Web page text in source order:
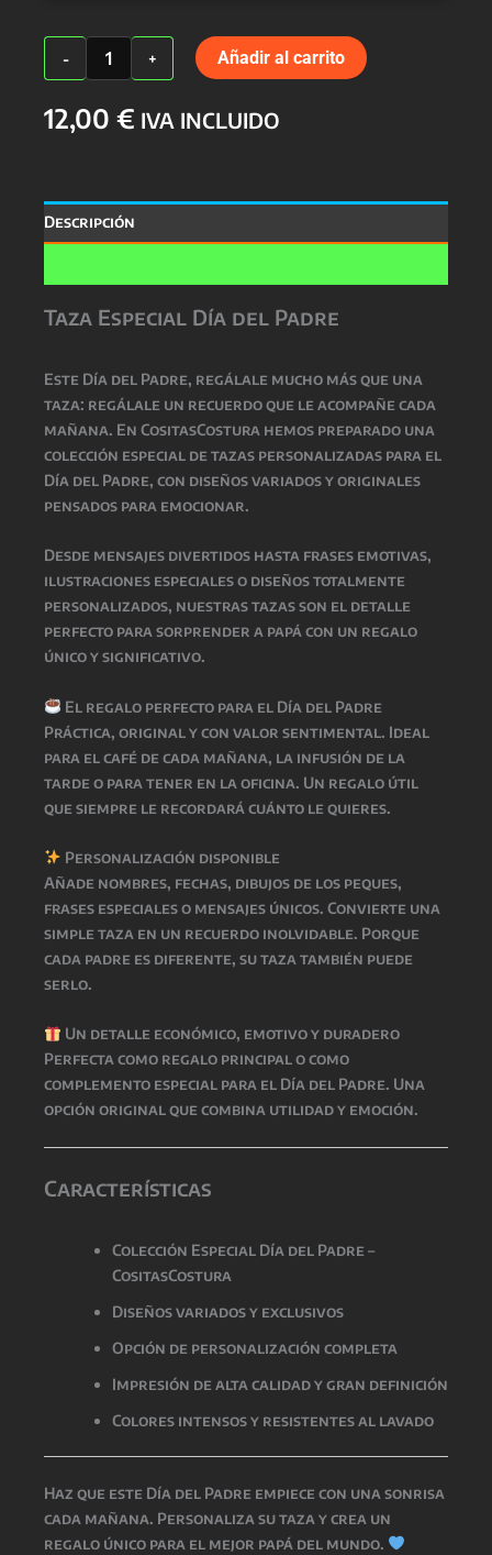
-
TAZA
ESPECIAL
DEL
PADRE
+ Añadir al carrito
12,00 € IVA INCLUIDO
Descripción
Taza Especial Día del Padre
Este Día del Padre, regálale mucho más que una
taza: regálale un recuerdo que le acompañe cada
mañana. En CositasCostura hemos preparado una
colección especial de tazas personalizadas para el
Día del Padre, con diseños variados y originales
pensados para emocionar.
Desde mensajes divertidos hasta frases emotivas,
ilustraciones especiales o diseños totalmente
personalizados, nuestras tazas son el detalle
perfecto para sorprender a papá con un regalo
único y significativo.
El regalo perfecto para el Día del Padre
Práctica, original y con valor sentimental. Ideal
para el café de cada mañana, la infusión de la
tarde o para tener en la oficina. Un regalo útil
que siempre le recordará cuánto le quieres.
Personalización disponible
Añade nombres, fechas, dibujos de los peques,
frases especiales o mensajes únicos. Convierte una
simple taza en un recuerdo inolvidable. Porque
cada padre es diferente, su taza también puede
serlo.
Un detalle económico, emotivo y duradero
Perfecta como regalo principal o como
complemento especial para el Día del Padre. Una
opción original que combina utilidad y emoción.
Características
Colección Especial Día del Padre –
CositasCostura
Diseños variados y exclusivos
Opción de personalización completa
Impresión de alta calidad y gran definición
Colores intensos y resistentes al lavado
Haz que este Día del Padre empiece con una sonrisa
cada mañana. Personaliza su taza y crea un
regalo único para el mejor papá del mundo.